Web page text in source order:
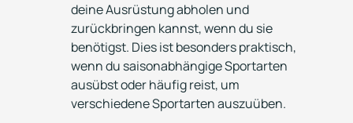
deine Ausrüstung abholen und
zurückbringen kannst, wenn du sie
benötigst. Dies ist besonders praktisch,
wenn du saisonabhängige Sportarten
ausübst oder häufig reist, um
verschiedene Sportarten auszuüben.